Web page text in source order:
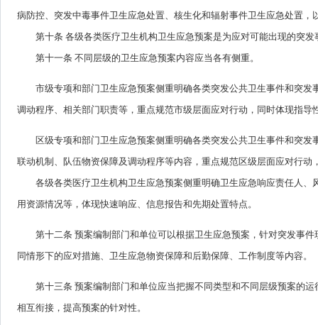
病防控、突发中毒事件卫生应急处置、核生化和辐射事件卫生应急处置
第十条 各级各类医疗卫生机构卫生应急预案是为应对可能出现的突发
第十一条 不同层级的卫生应急预案内容应当各有侧重。
市级专项和部门卫生应急预案侧重明确各类突发公共卫生事件和突
调动程序、相关部门职责等，重点规范市级层面应对行动，同时体现指导
区级专项和部门卫生应急预案侧重明确各类突发公共卫生事件和突
联动机制、队伍物资保障及调动程序等内容，重点规范区级层面应对行
各级各类医疗卫生机构卫生应急预案侧重明确卫生应急响应责任人、
用资源情况等，体现快速响应、信息报告和先期处置特点。
第十二条 预案编制部门和单位可以根据卫生应急预案，针对突发事
同情形下的应对措施、卫生应急物资保障和后勤保障、工作制度等内容。
第十三条 预案编制部门和单位应当把握不同类型和不同层级预案的
相互衔接，提高预案的针对性。